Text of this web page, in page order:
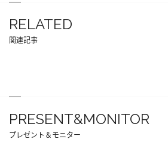
RELATED
関連記事
PRESENT&MONITOR
プレゼント＆モニター